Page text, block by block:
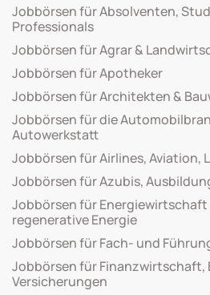
Jobbörsen für Absolventen,
Professionals
Jobbörsen für Agrar &
Jobbörsen für Apotheker
Jobbörsen für Architekten &
Jobbörsen für die
Autowerkstatt
Jobbörsen für Airlines, Aviation,
Jobbörsen für Azubis,
Jobbörsen für Energiewirtschaft
regenerative Energie
Jobbörsen für Fach- und
Jobbörsen für Finanzwirtschaft,
Versicherungen